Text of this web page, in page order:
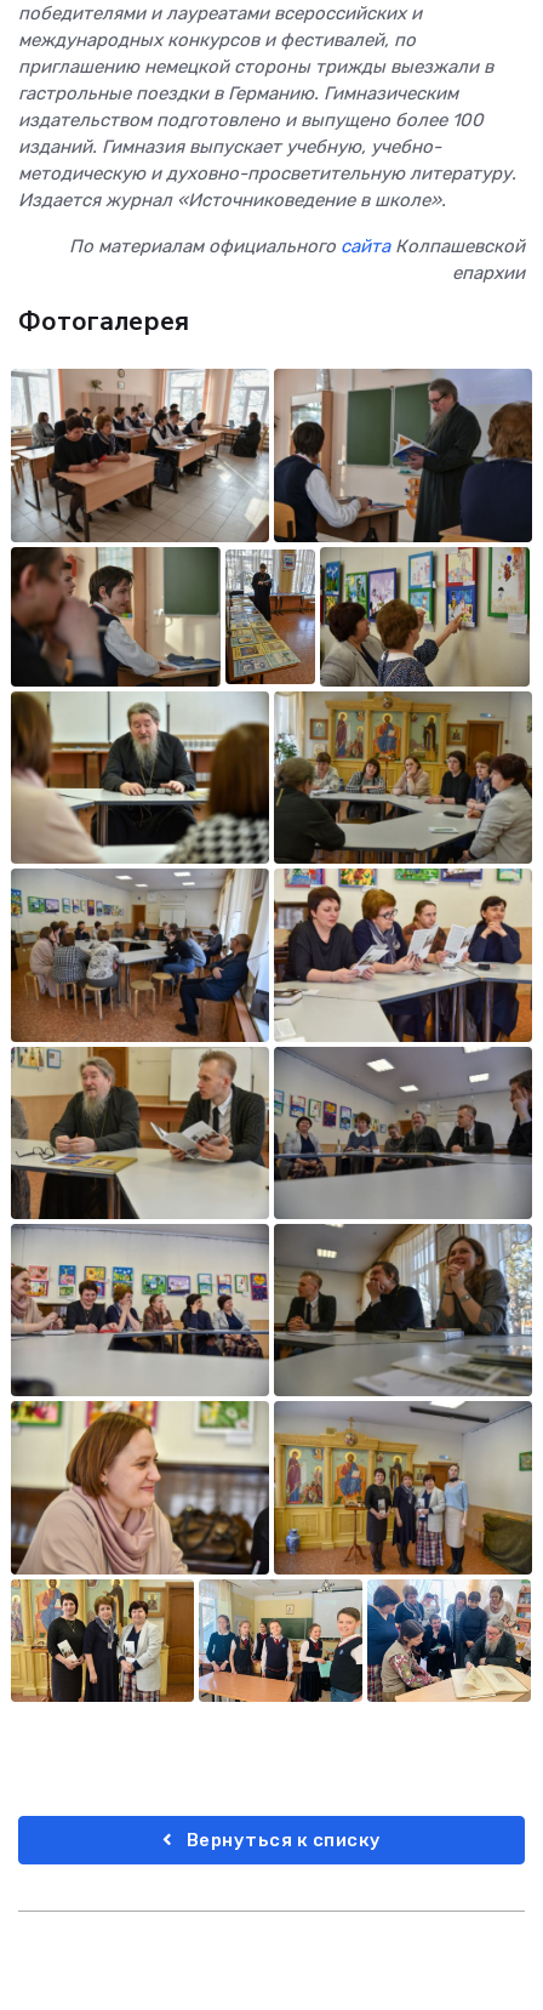
победителями и лауреатами всероссийских и
международных конкурсов и фестивалей, по
приглашению немецкой стороны трижды выезжали в
гастрольные поездки в Германию. Гимназическим
издательством подготовлено и выпущено более 100
изданий. Гимназия выпускает учебную, учебно-
методическую и духовно-просветительную литературу.
Издается журнал «Источниковедение в школе».
По материалам официального сайтаКолпашевской
епархии
Фотогалерея
Вернуться к списку